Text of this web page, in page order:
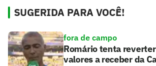
SUGERIDA PARA VOCÊ!
fora de campo
Romário tenta
valores a receber da